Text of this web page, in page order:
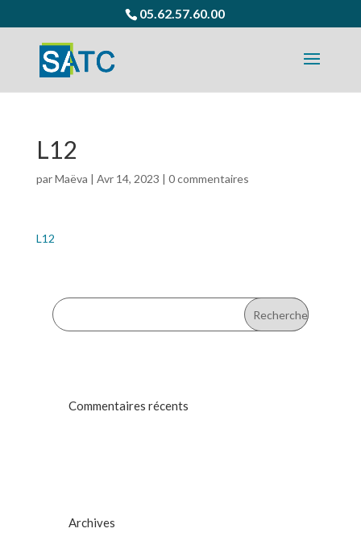
05.62.57.60.00
L12
parMaëva | Avr 14, 2023 | 0 commentaires
L12
Commentaires récents
Archives